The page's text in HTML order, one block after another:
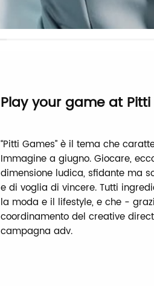
Play your game at
“Pitti Games” è il tema che
Immagine a giugno. Giocare,
dimensione ludica, sfidante ma
e di voglia di vincere. Tutti
la moda e il lifestyle, e che -
coordinamento del creative
campagna adv.